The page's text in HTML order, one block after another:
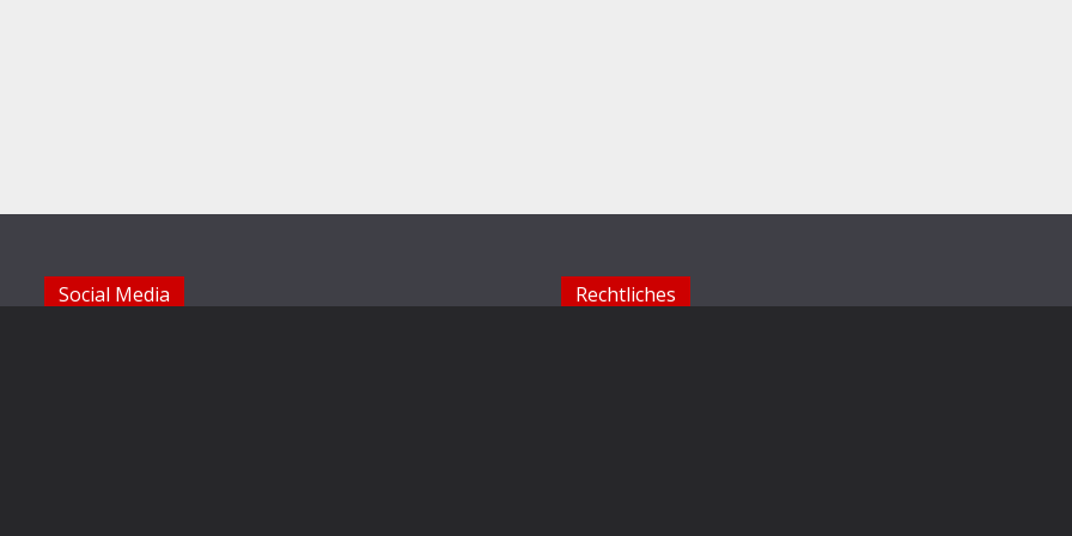
Social Media Rechtliches